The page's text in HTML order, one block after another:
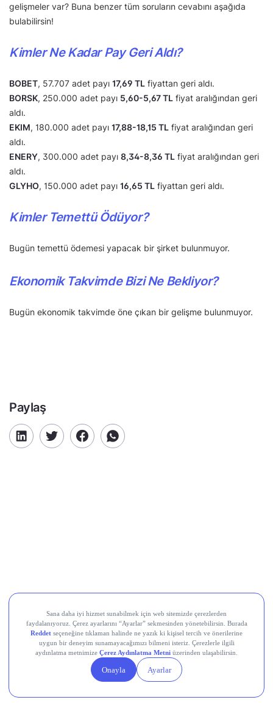
gelişmeler var? Buna benzer tüm soruların cevabını aşağıda
bulabilirsin!
Kimler Ne Kadar Pay Geri Aldı?
BOBET, 57.707 adet payı 17,69 TL fiyattan geri aldı.
BORSK, 250.000 adet payı 5,60-5,67 TL fiyat aralığından geri
aldı.
EKIM, 180.000 adet payı 17,88-18,15 TL fiyat aralığından geri
aldı.
ENERY, 300.000 adet payı 8,34-8,36 TL fiyat aralığından geri
aldı.
GLYHO, 150.000 adet payı 16,65 TL fiyattan geri aldı.
Kimler Temettü Ödüyor?
Bugün temettü ödemesi yapacak bir şirket bulunmuyor.
Ekonomik Takvimde Bizi Ne Bekliyor?
Bugün ekonomik takvimde öne çıkan bir gelişme bulunmuyor.
Paylaş